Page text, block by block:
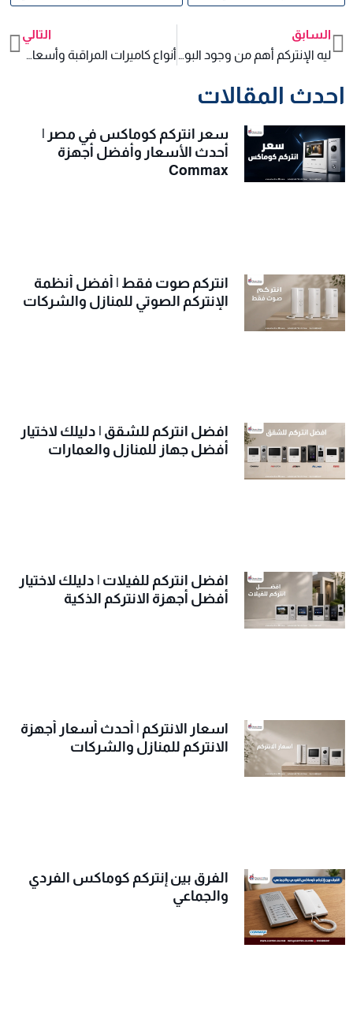
Prev
السابق
ليه الإنتركم أهم من وجود البواب والأمن؟
التالي
أنواع كاميرات المراقبة وأسعارها حسب الدقة والتركيب
احدث المقالات
سعر انتركم كوماكس في مصر |
أحدث الأسعار وأفضل أجهزة
Commax
انتركم صوت فقط | أفضل أنظمة
الإنتركم الصوتي للمنازل والشركات
افضل انتركم للشقق | دليلك لاختيار
أفضل جهاز للمنازل والعمارات
افضل انتركم للفيلات | دليلك لاختيار
أفضل أجهزة الانتركم الذكية
اسعار الانتركم | أحدث أسعار أجهزة
الانتركم للمنازل والشركات
الفرق بين إنتركم كوماكس الفردي
والجماعي